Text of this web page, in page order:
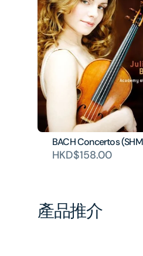
BACH Concertos
HKD$158.00
產品推介